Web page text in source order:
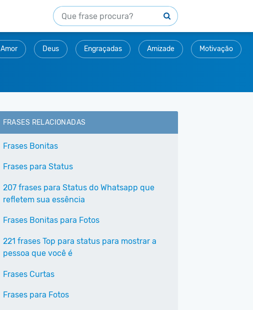
Amor Deus Engraçadas Amizade Motivação
FRASES RELACIONADAS
Frases Bonitas
Frases para Status
207 frases para Status do Whatsapp que
refletem sua essência
Frases Bonitas para Fotos
221 frases Top para status para mostrar a
pessoa que você é
Frases Curtas
Frases para Fotos